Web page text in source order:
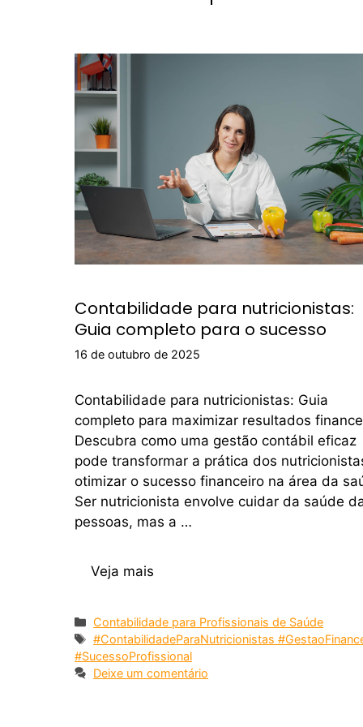
Contabilidade para nutricionistas:
Guia completo para o sucesso
16 de outubro de 2025
Contabilidade para nutricionistas: Guia
completo para maximizar resultados
Descubra como uma gestão contábil eficaz
pode transformar a prática dos
otimizar o sucesso financeiro na área da
Ser nutricionista envolve cuidar da saúde
pessoas, mas a …
Veja mais
Contabilidade para Profissionais de Saúde
#ContabilidadeParaNutricionistas
#SucessoProfissional
Deixe um comentário